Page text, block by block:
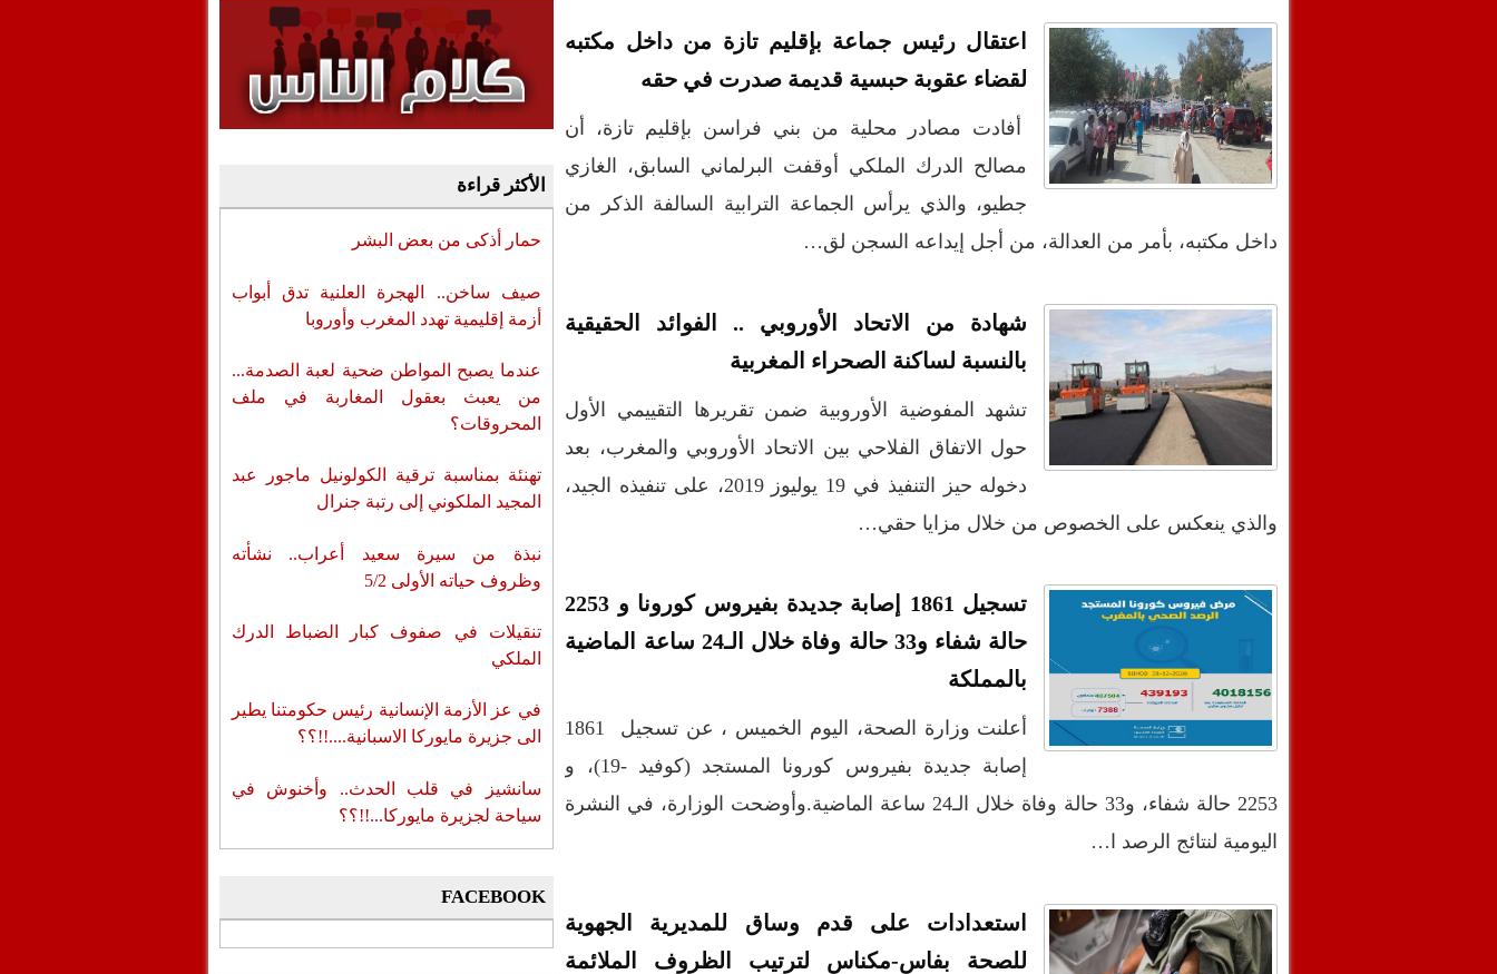
اعتقال رئيس جماعة بإقليم تازة من داخل مكتبه
لقضاء عقوبة حبسية قديمة صدرت في حقه
أفادت مصادر محلية من بني فراسن بإقليم تازة، أن
مصالح الدرك الملكي أوقفت البرلماني السابق، الغازي
جطيو، والذي يرأس الجماعة الترابية السالفة الذكر من
داخل مكتبه، بأمر من العدالة، من أجل إيداعه السجن لق…
شهادة من الاتحاد الأوروبي .. الفوائد الحقيقية
بالنسبة لساكنة الصحراء المغربية
تشهد المفوضية الأوروبية ضمن تقريرها التقييمي الأول
حول الاتفاق الفلاحي بين الاتحاد الأوروبي والمغرب، بعد
دخوله حيز التنفيذ في 19 يوليوز 2019، على تنفيذه الجيد،
والذي ينعكس على الخصوص من خلال مزايا حقي…
تسجيل 1861 إصابة جديدة بفيروس كورونا و 2253
حالة شفاء و33 حالة وفاة خلال الـ24 ساعة الماضية
بالمملكة
أعلنت وزارة الصحة، اليوم الخميس ، عن تسجيل 1861
إصابة جديدة بفيروس كورونا المستجد (كوفيد -19)، و
2253 حالة شفاء، و33 حالة وفاة خلال الـ24 ساعة الماضية.وأوضحت الوزارة، في النشرة
اليومية لنتائج الرصد ا…
استعدادات على قدم وساق للمديرية الجهوية
للصحة بفاس-مكناس لترتيب الظروف الملائمة
وقنوات صرف صحي
تقتل والمحاسبة يجب
أن تطال المسؤولين
والعمال مع شركة
سيتي باص + وثيقة
وفيديو
الأكثر قراءة
حمار أذكى من بعض البشر
صيف ساخن.. الهجرة العلنية تدق أبواب
أزمة إقليمية تهدد المغرب وأوروبا
عندما يصبح المواطن ضحية لعبة الصدمة...
من يعبث بعقول المغاربة في ملف
المحروقات؟
تهنئة بمناسبة ترقية الكولونيل ماجور عبد
المجيد الملكوني إلى رتبة جنرال
نبذة من سيرة سعيد أعراب.. نشأته
وظروف حياته الأولى 5/2
تنقيلات في صفوف كبار الضباط الدرك
الملكي
في عز الأزمة الإنسانية رئيس حكومتنا يطير
الى جزيرة مايوركا الاسبانية....!!؟؟
سانشيز في قلب الحدث.. وأخنوش في
سياحة لجزيرة مايوركا...!!؟؟
FACEBOOK